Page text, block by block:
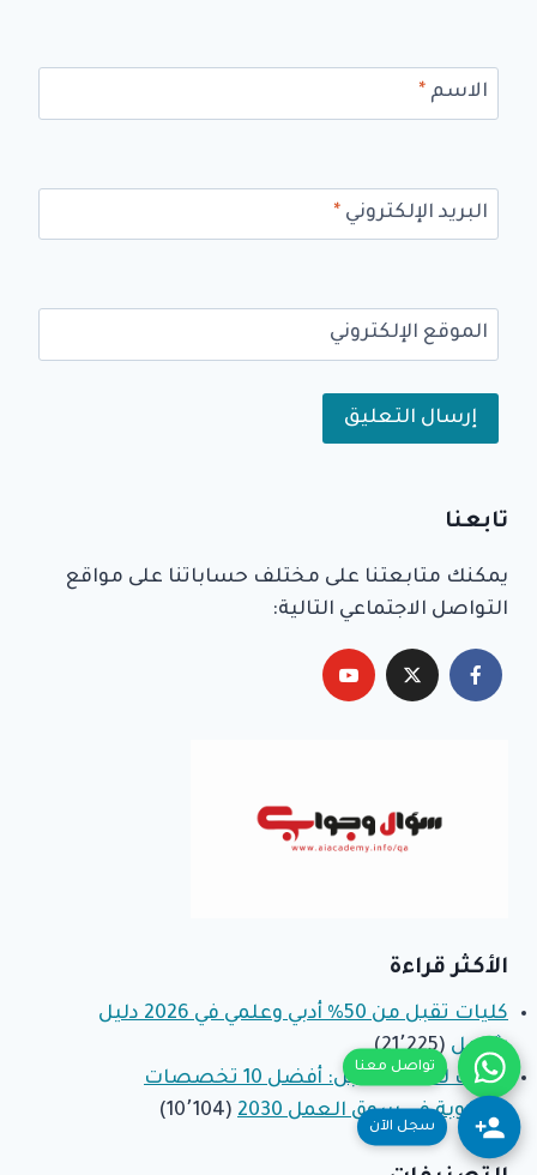
الاسم *
البريد الإلكتروني *
الموقع الإلكتروني
تابعنا
يمكنك متابعتنا على مختلف حساباتنا على مواقع
التواصل الاجتماعي التالية:
الأكثر قراءة
كليات تقبل من 50% أدبي وعلمي في 2026 دليل
شامل (21٬225)
كليات لها مستقبل: أفضل 10 تخصصات
مطلوبة في سوق العمل 2030
(10٬104)
تواصل معنا
سجل الآن